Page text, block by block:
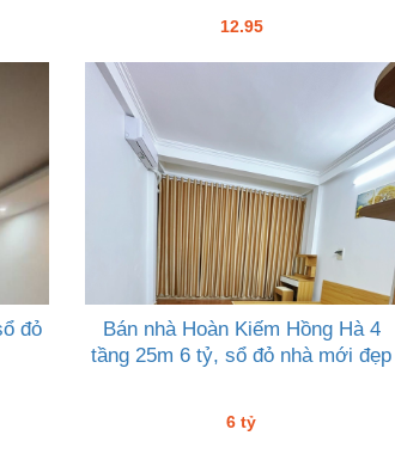
12.95
đỏ
Bán nhà Hoàn Kiếm Hồng Hà 4
tầng 25m 6 tỷ, sổ đỏ nhà mới đẹp
6 tỷ